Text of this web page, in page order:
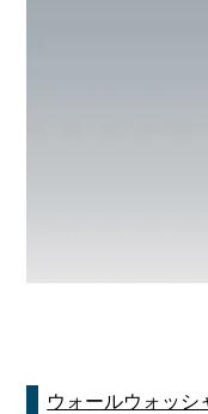
ウォールウォッ